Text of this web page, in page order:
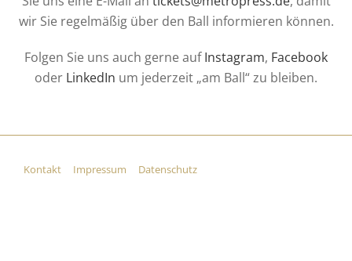
wir Sie regelmäßig über den Ball informieren können.
Folgen Sie uns auch gerne aufInstagram, Facebook
oder LinkedIn um jederzeit „am Ball“ zu bleiben.
Kontakt Impressum Datenschutz